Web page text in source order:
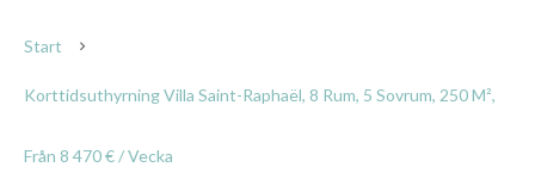
Start
Korttidsuthyrning Villa Saint-Raphaël, 8 Rum, 5 Sovrum, 250 M²,
Från 8 470 € / Vecka